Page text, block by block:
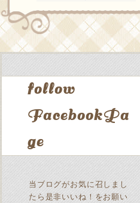
follow
FacebookPa
ge
当ブログがお気に召しまし
たら是非いいね！をお願い